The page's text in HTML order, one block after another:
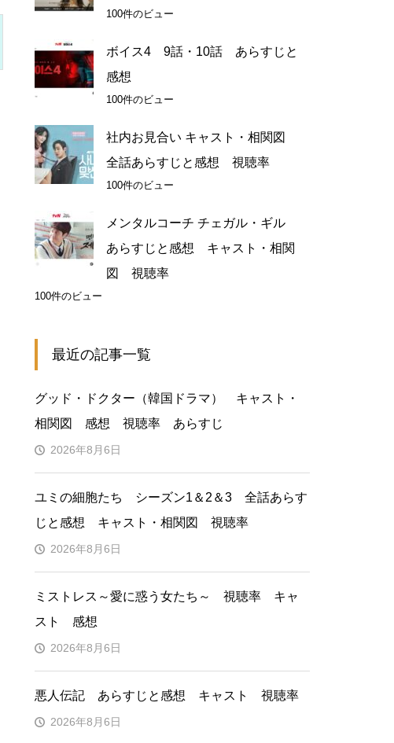
100件のビュー
ボイス4 9話・10話 あらすじと
感想
100件のビュー
社内お見合い キャスト・相関図
全話あらすじと感想 視聴率
100件のビュー
メンタルコーチ チェガル・ギル
あらすじと感想 キャスト・相関
図 視聴率
100件のビュー
最近の記事一覧
グッド・ドクター（韓国ドラマ） キャスト・
相関図 感想 視聴率 あらすじ
2026年8月6日
ユミの細胞たち シーズン1＆2＆3 全話あらす
じと感想 キャスト・相関図 視聴率
2026年8月6日
ミストレス～愛に惑う女たち～ 視聴率 キャ
スト 感想
2026年8月6日
悪人伝記 あらすじと感想 キャスト 視聴率
2026年8月6日